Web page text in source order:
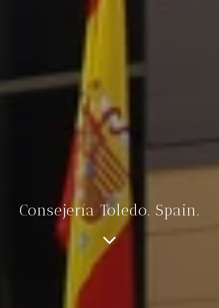
Consejería Toledo. Spain.